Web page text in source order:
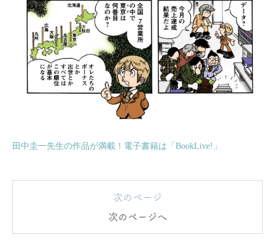
田中圭一先生の作品が満載！電子書籍は「BookLive!」
次のページ
次のページへ